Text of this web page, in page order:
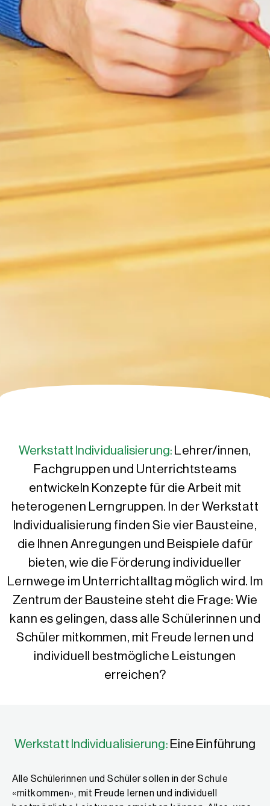
Werkstatt Individualisierung: Lehrer/innen,
Fachgruppen und Unterrichtsteams
entwickeln Konzepte für die Arbeit mit
heterogenen Lerngruppen. In der Werkstatt
Individualisierung finden Sie vier Bausteine,
die Ihnen Anregungen und Beispiele dafür
bieten, wie die Förderung individueller
Lernwege im Unterrichtalltag möglich wird. Im
Zentrum der Bausteine steht die Frage: Wie
kann es gelingen, dass alle Schülerinnen und
Schüler mitkommen, mit Freude lernen und
individuell bestmögliche Leistungen
erreichen?
Werkstatt Individualisierung: Eine Einführung
Alle Schülerinnen und Schüler sollen in der Schule
«mitkommen», mit Freude lernen und individuell